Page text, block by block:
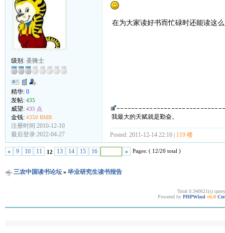
级别: 圣骑士
精华: 0
发帖: 435
威望: 435 点
金钱: 4350 RMB
注册时间:2010-12-10
最后登录:2022-04-27
在为大家读好书而忙碌时还能读这
我最大的天赋就是勤奋。
Posted: 2011-12-14 22:10 | 119 楼
« 9 10 11 12 13 14 15 16 » Pages: ( 12/20 total )
三农中国读书论坛» 毕业研究生读书报告
Total 0.340621(s)
Powered by PHPWind v6.0